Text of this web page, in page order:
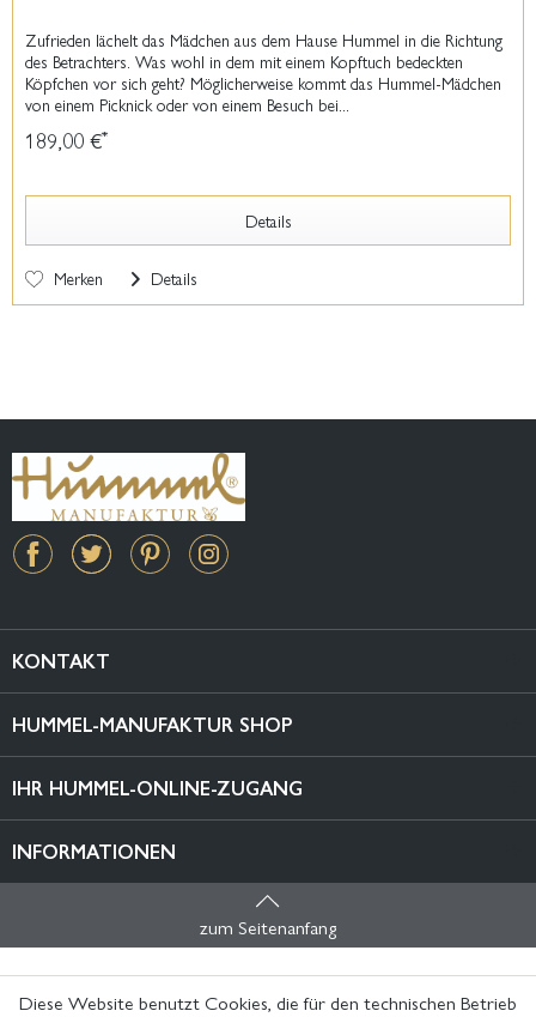
Zufrieden lächelt das Mädchen aus dem Hause Hummel in die Richtung
des Betrachters. Was wohl in dem mit einem Kopftuch bedeckten
Köpfchen vor sich geht? Möglicherweise kommt das Hummel-Mädchen
von einem Picknick oder von einem Besuch bei...
189,00 €*
Details
Merken Details
KONTAKT
HUMMEL-MANUFAKTUR SHOP
IHR HUMMEL-ONLINE-ZUGANG
INFORMATIONEN
zum Seitenanfang
Diese Website benutzt Cookies, die für den technischen Betrieb